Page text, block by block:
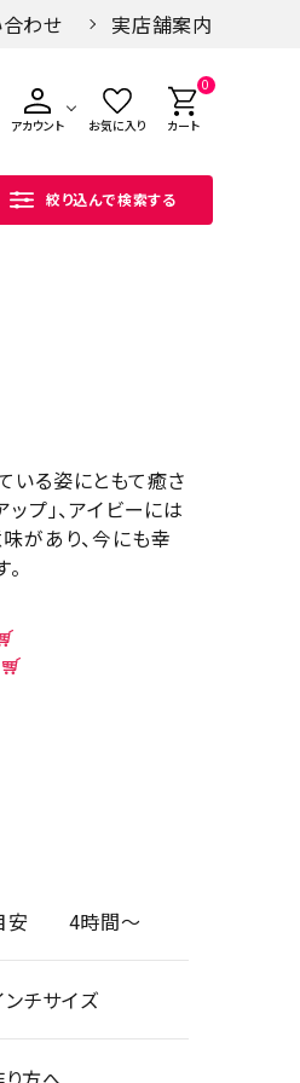
わせ 実店舗案内
アカウント お気に入り
0
カート
絞り込んで検索する
いる姿にともて癒さ
プ」、アイビーには
があり、今にも幸
安 4時間～
チサイズ